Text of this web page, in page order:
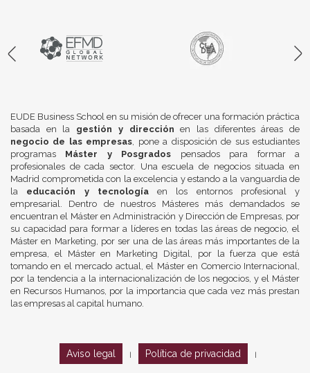
EUDE Business School en su misión de ofrecer una formación práctica
basada en la gestión y dirección en las diferentes áreas de
negocio de las empresas, pone a disposición de sus estudiantes
programas Máster y Posgrados pensados para formar a
profesionales de cada sector. Una escuela de negocios situada en
Madrid comprometida con la excelencia y estando a la vanguardia de
la educación y tecnologíaen los entornos profesional y
empresarial. Dentro de nuestros Másteres más demandados se
encuentran el Máster en Administración y Dirección de Empresas, por
su capacidad para formar a líderes en todas las áreas de negocio, el
Máster en Marketing, por ser una de las áreas más importantes de la
empresa, el Máster en Marketing Digital, por la fuerza que está
tomando en el mercado actual, el Máster en Comercio Internacional,
por la tendencia a la internacionalización de los negocios, y el Máster
en Recursos Humanos, por la importancia que cada vez más prestan
las empresas al capital humano.
Aviso legal Política de privacidad